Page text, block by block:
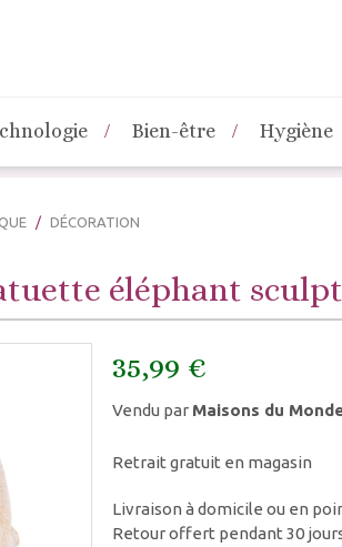
Bien-être Hygiène
DÉCORATION
éléphant
35,99 €
Vendu par Maisons du
Retrait gratuit en magasin
Livraison à domicile ou en
Retour offert pendant 30